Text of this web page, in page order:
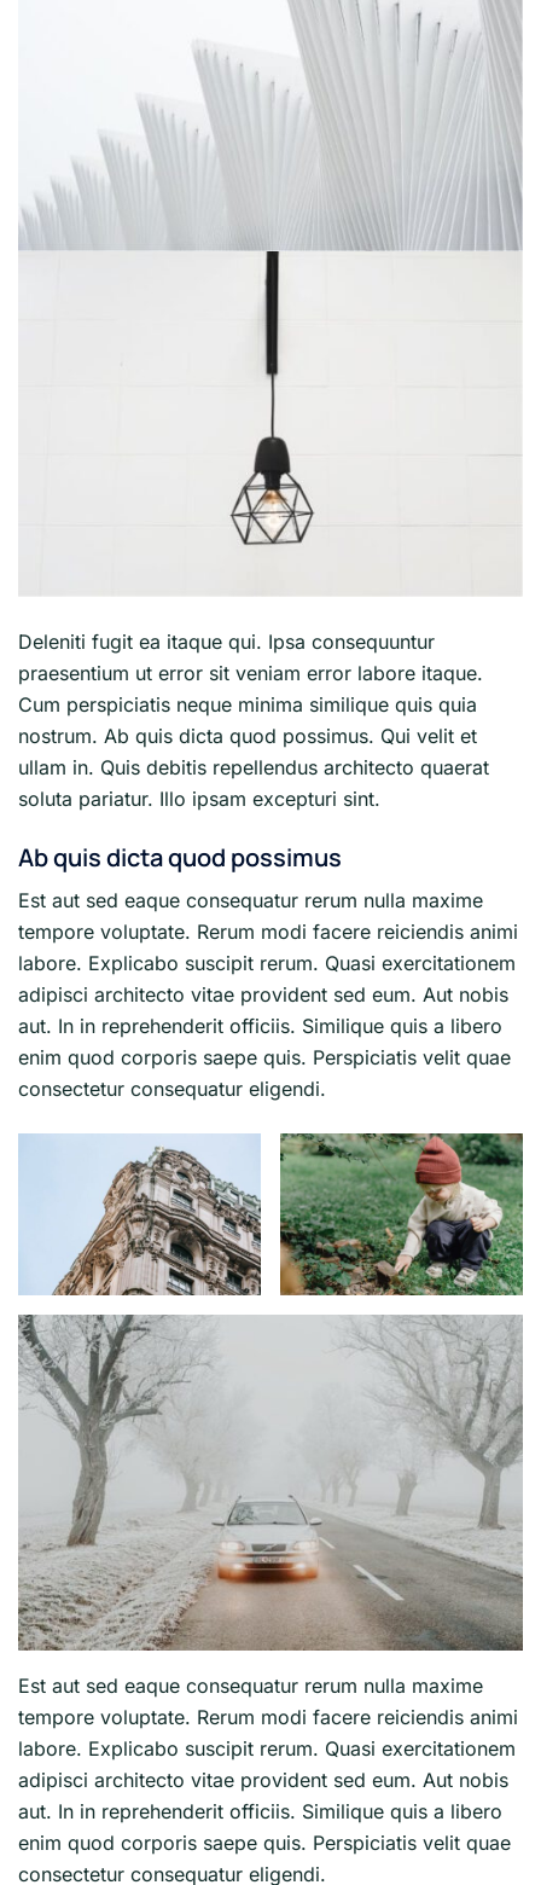
Deleniti fugit ea itaque qui. Ipsa consequuntur
praesentium ut error sit veniam error labore itaque.
Cum perspiciatis neque minima similique quis quia
nostrum. Ab quis dicta quod possimus. Qui velit et
ullam in. Quis debitis repellendus architecto quaerat
soluta pariatur. Illo ipsam excepturi sint.
Ab quis dicta quod possimus
Est aut sed eaque consequatur rerum nulla maxime
tempore voluptate. Rerum modi facere reiciendis animi
labore. Explicabo suscipit rerum. Quasi exercitationem
adipisci architecto vitae provident sed eum. Aut nobis
aut. In in reprehenderit officiis. Similique quis a libero
enim quod corporis saepe quis. Perspiciatis velit quae
consectetur consequatur eligendi.
Est aut sed eaque consequatur rerum nulla maxime
tempore voluptate. Rerum modi facere reiciendis animi
labore. Explicabo suscipit rerum. Quasi exercitationem
adipisci architecto vitae provident sed eum. Aut nobis
aut. In in reprehenderit officiis. Similique quis a libero
enim quod corporis saepe quis. Perspiciatis velit quae
consectetur consequatur eligendi.